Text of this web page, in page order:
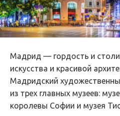
Мадрид — гордость и
искусства и красивой
Мадридский
из трех главных музеев:
королевы Софии и музея